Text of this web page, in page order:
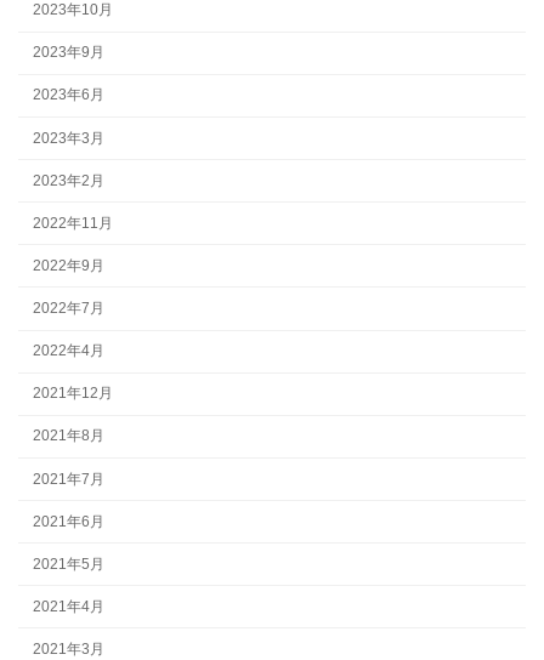
2023年10月
2023年9月
2023年6月
2023年3月
2023年2月
2022年11月
2022年9月
2022年7月
2022年4月
2021年12月
2021年8月
2021年7月
2021年6月
2021年5月
2021年4月
2021年3月